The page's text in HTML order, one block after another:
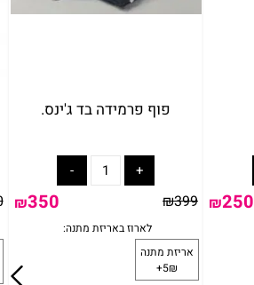
פוף פרמידה בד ג'ינס.
₪399
₪350 ₪250